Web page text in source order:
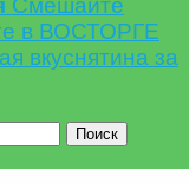
Смешайте
в ВОСТОРГЕ
вкуснятина за
Поиск